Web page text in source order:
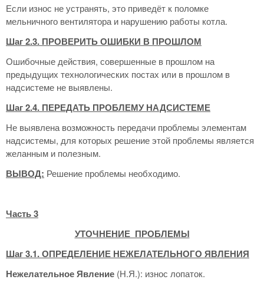
Если износ не устранять, это приведёт к поломке
мельничного вентилятора и нарушению работы котла.
Шаг 2.3. ПРОВЕРИТЬ ОШИБКИ В ПРОШЛОМ
Ошибочные действия, совершенные в прошлом на
предыдущих технологических постах или в прошлом в
надсистеме не выявлены.
Шаг 2.4. ПЕРЕДАТЬ ПРОБЛЕМУ НАДСИСТЕМЕ
Не выявлена возможность передачи проблемы элементам
надсистемы, для которых решение этой проблемы является
желанным и полезным.
ВЫВОД: Решение проблемы необходимо.
Часть 3
УТОЧНЕНИЕ ПРОБЛЕМЫ
Шаг 3.1. ОПРЕДЕЛЕНИЕ НЕЖЕЛАТЕЛЬНОГО ЯВЛЕНИЯ
Нежелательное Явление (Н.Я.): износ лопаток.